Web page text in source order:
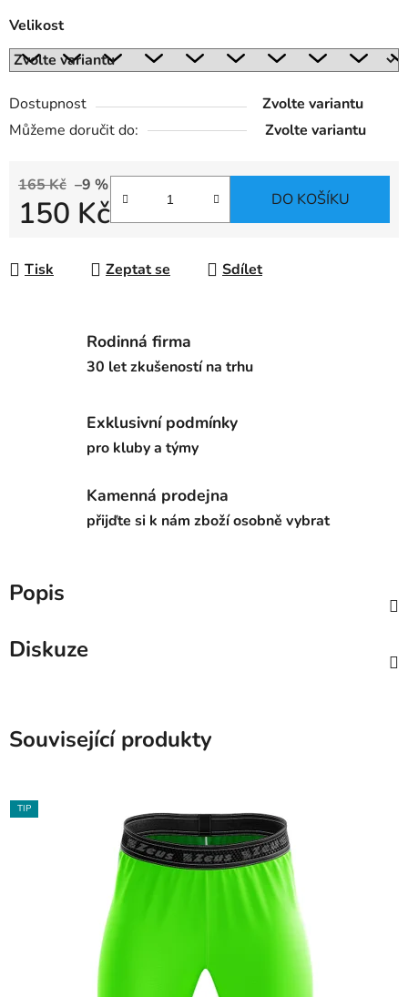
Velikost
Dostupnost
Zvolte variantu
Můžeme doručit do:
Zvolte variantu
165 Kč –9 %
150 Kč DO KOŠÍKU
Tisk Zeptat se Sdílet
Rodinná firma
30 let zkušeností na trhu
Exklusivní podmínky
pro kluby a týmy
Kamenná prodejna
přijďte si k nám zboží osobně vybrat
Popis
Diskuze
Související produkty
TIP